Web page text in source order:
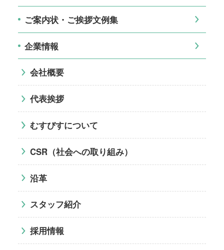
ご案内状・ご挨拶文例集
企業情報
会社概要
代表挨拶
むすびすについて
CSR（社会への取り組み）
沿革
スタッフ紹介
採用情報